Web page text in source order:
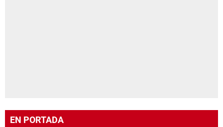
EN PORTADA